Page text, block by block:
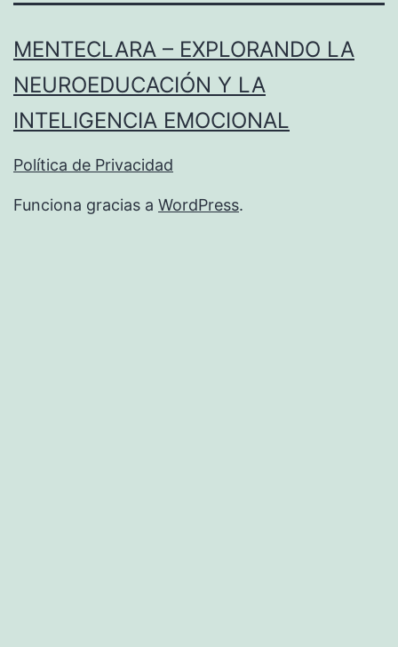
MENTECLARA – EXPLORANDO LA
NEUROEDUCACIÓN Y LA
INTELIGENCIA EMOCIONAL
Política de Privacidad
Funciona gracias a WordPress.